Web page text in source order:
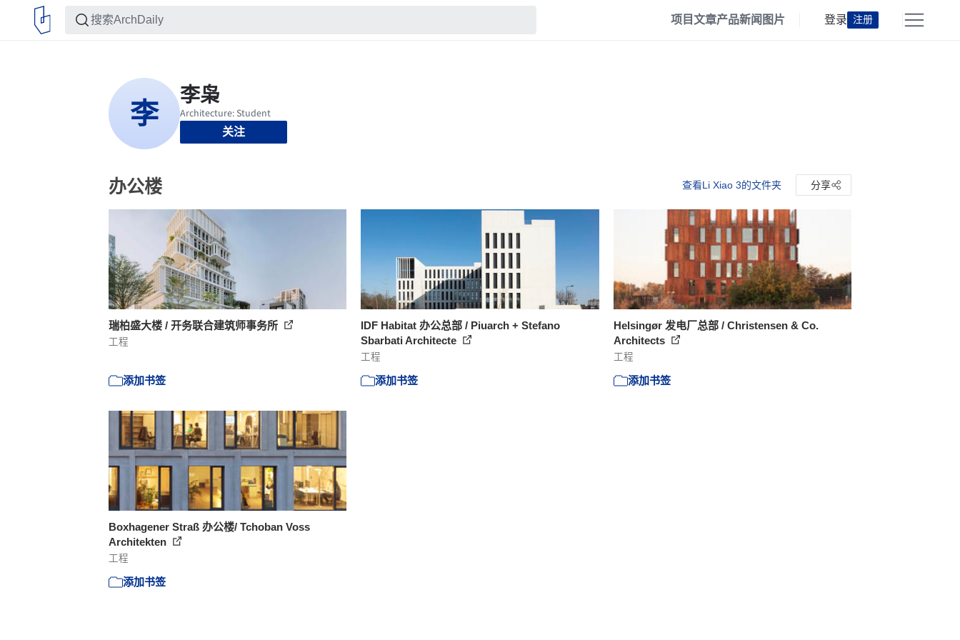
项目文章产品新闻 图片 登录 注册
关注
办公楼 查看Li Xiao 3的文件夹 分享
瑞柏盛大楼 / 开务联合建筑师事务所
工程
添加书签
IDF Habitat 办公总部 / Piuarch + Stefano
Sbarbati Architecte
工程
添加书签
Helsingør 发电厂总部 / Christensen & Co.
Architects
工程
添加书签
Boxhagener Straß 办公楼/ Tchoban Voss
Architekten
工程
添加书签